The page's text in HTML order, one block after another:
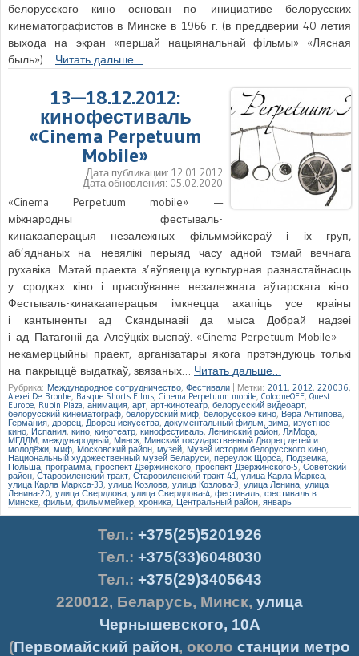
белорусского кино основан по инициативе белорусских
кинематографистов в Минске в 1966 г. (в преддверии 40-летия
выхода на экран «першай нацыянальнай фільмы» «Лясная
быль»)… Читать дальше…
13—18.12.2012:
кинофестиваль
«Cinema Perpetuum
Mobile»
Дата публикации: 12.01.2012
Дата обновления: 05.02.2020
«Cinema Perpetuum mobile» —
міжнародны фестываль-
кинакааперацыя незалежных фільммэйкераў і іх груп,
аб’яднаных на невялікі перыяд часу адной тэмай вечнага
рухавіка. Мэтай праекта з’яўляецца культурная разнастайнасць
у сродках кіно і прасоўванне незалежнага аўтарскага кіно.
Фестываль-кинакааперацыя імкнецца ахапіць усе краіны
і кантыненты ад Скандынавіі да мыса Добрай надзеі
і ад Патагоніі да Алеўцкіх выспаў. «Cinema Perpetuum Mobile» —
некамерцыйны праект, арганізатары якога прэтэндуюць толькі
на пакрыццё выдаткаў, звязаных… Читать дальше…
Рубрика: Международное сотрудничество Фестивали Метки: 2011 2012 220036
Alexei De Bronhe, Basque Shorts Films Cinema Perpetuum mobile CologneOFF Quest
Europe Rubin Plaza анимация арт арт-кинотеатр белорусский видеоарт,
белорусский кинематограф белорусский миф ,белорусское кино,Вера Антипова
Германия дворец Дворец искусства документальный фильм зима ,изустное
кино Испания, кино, кинотеатр кинофестиваль Ленинский район ЛяМора
МГДДМ международный Минск Минский государственный Дворец детей и
молодёжи миф Московский район музей Музей истории белорусского кино
Национальный художественный музей Беларуси переулок Щорса Подземка,
Польша программа проспект Дзержинского,проспект Дзержинского-5 ,Советский
район Старовиленский тракт Старовиленский тракт-41 ,улица Карла Маркса
улица Карла Маркса-33 улица Козлова улица Козлова-3 ,улица Ленина улица
Ленина-20 улица Свердлова, улица Свердлова-4 фестиваль ,фестиваль в
Минске фильм ,фильммейкер хроника ,Центральный район, январь
Тел.: +375(25)5201926
Тел.: +375(33)6048030
Тел.: +375(29)3405643
220012, Беларусь, Минск, улица
Чернышевского, 10А
(Первомайский район, около станции метро